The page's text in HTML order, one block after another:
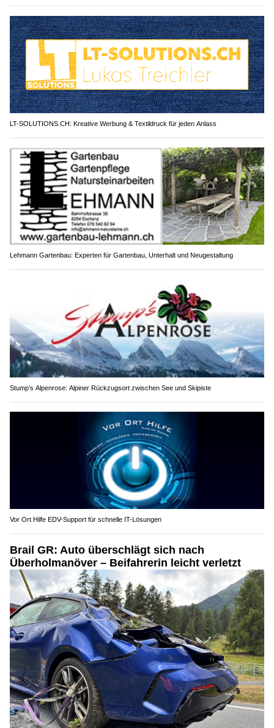
LT-SOLUTIONS.CH: Kreative Werbung & Textildruck für jeden Anlass
Lehmann Gartenbau: Experten für Gartenbau, Unterhalt und Neugestaltung
Stump’s Alpenrose: Alpiner Rückzugsort zwischen See und Skipiste
Vor Ort Hilfe EDV-Support für schnelle IT-Lösungen
Brail GR: Auto überschlägt sich nach
Überholmanöver – Beifahrerin leicht verletzt